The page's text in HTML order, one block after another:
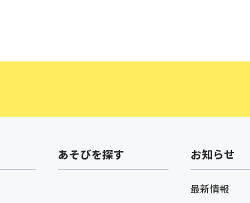
あそびを探す お知らせ
最新情報